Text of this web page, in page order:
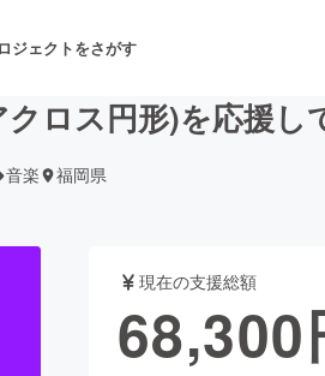
ジェクトをさがす
舞台・パフォーマンス
ロス円形)を応援し
音楽 福岡県
現在の支援総額
68,300